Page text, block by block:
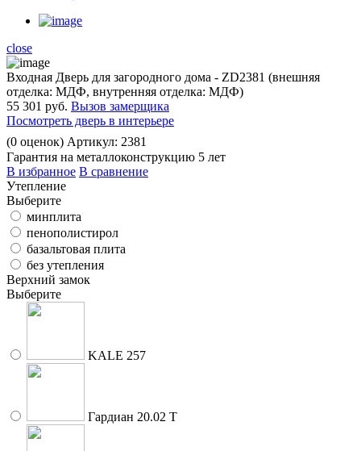
close
Входная Дверь для загородного дома - ZD2381 (внешняя
отделка: МДФ, внутренняя отделка: МДФ)
55 301 руб. Вызов замерщика
Посмотреть дверь в интерьере
(0 оценок) Артикул: 2381
Гарантия на металлоконструкцию 5 лет
В избранное В сравнение
Утепление
Выберите
минплита
пенополистирол
базальтовая плита
без утепления
Верхний замок
Выберите
KALE 257
Гардиан 20.02 Т